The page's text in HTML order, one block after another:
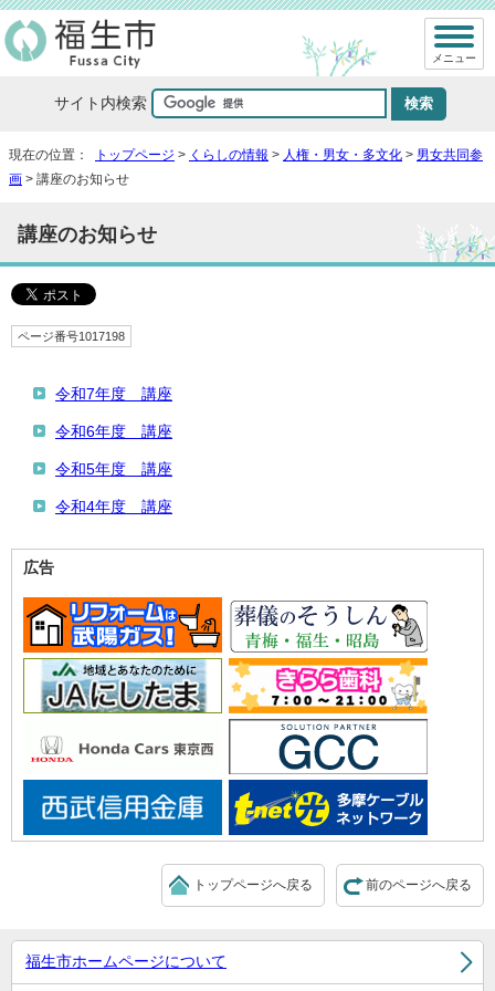
サイト内検索
メニュー
現在の位置： トップページ > くらしの情報 > 人権・男女・多文化 > 男女共同参
画 > 講座のお知らせ
講座のお知らせ
ページ番号1017198
令和7年度 講座
令和6年度 講座
令和5年度 講座
令和4年度 講座
広告
前のページへ戻る
トップページへ戻る
福生市ホームページについて